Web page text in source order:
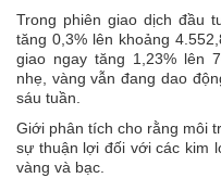
Trong phiên giao dịch đầu
tăng 0,3% lên khoảng
giao ngay tăng 1,23% lên
nhẹ, vàng vẫn đang dao
sáu tuần.
Giới phân tích cho rằng môi
sự thuận lợi đối với các kim
vàng và bạc.